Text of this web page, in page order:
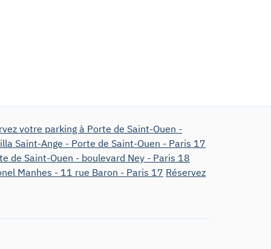
votre parking à Porte de Saint-Ouen -
Saint-Ange - Porte de Saint-Ouen - Paris 17
de Saint-Ouen - boulevard Ney - Paris 18
Manhes - 11 rue Baron - Paris 17 Réservez